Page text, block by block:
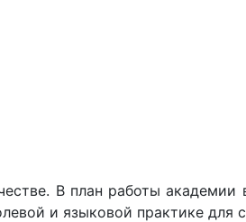
В план работы академии
и языковой практике для